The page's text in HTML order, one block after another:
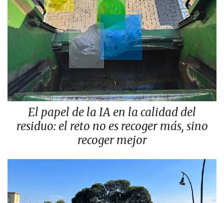
El papel de la IA en la calidad del
residuo: el reto no es recoger más, sino
recoger mejor